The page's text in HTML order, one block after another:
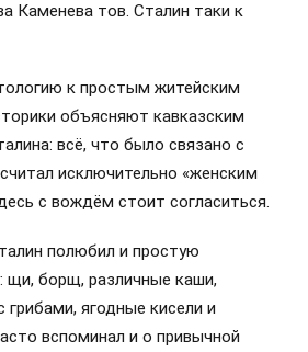
Каменева тов. Сталин таки к
к простым житейским
объясняют кавказским
всё, что было связано с
исключительно «женским
с вождём стоит согласиться.
полюбил и простую
щи, борщ, различные каши,
ягодные кисели и
вспоминал и о привычной